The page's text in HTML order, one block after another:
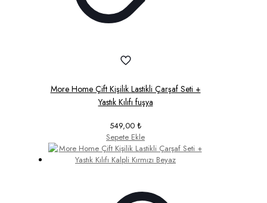
More Home Çift Kişilik Lastikli Çarşaf Seti +
Yastık Kılıfı fuşya
549,00 ₺
Sepete Ekle